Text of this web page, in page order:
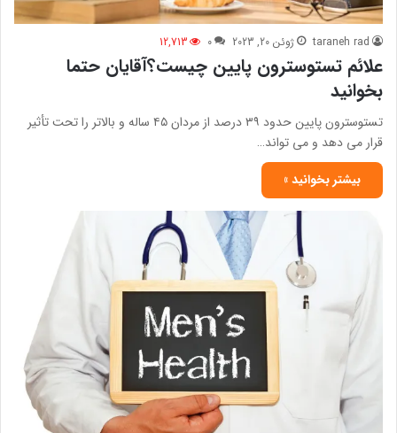
taraneh rad ژوئن 20, 2023 0
12,713
علائم تستوسترون پایین چیست؟آقایان حتما
بخوانید
تستوسترون پایین حدود ۳۹ درصد از مردان ۴۵ ساله و بالاتر را تحت تأثیر
قرار می دهد و می تواند…
بیشتر بخوانید »